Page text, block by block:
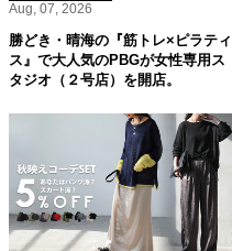
Aug, 07, 2026
勝どき・晴海の『筋トレ×ピラティ
ス』で大人気のPBGが女性専用ス
タジオ（２号店）を開店。